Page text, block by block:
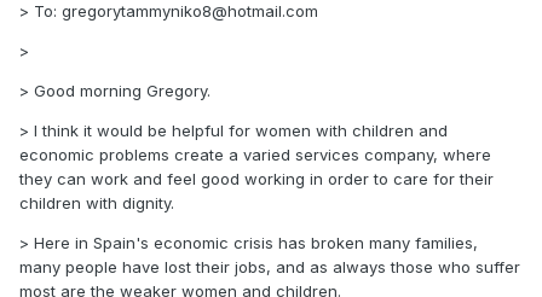
> To: gregorytammyniko8@hotmail.com
>
> Good morning Gregory.
> I think it would be helpful for women with children and
economic problems create a varied services company, where
they can work and feel good working in order to care for their
children with dignity.
> Here in Spain's economic crisis has broken many families,
many people have lost their jobs, and as always those who suffer
most are the weaker women and children.